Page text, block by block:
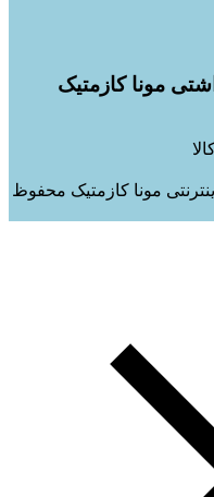
مونا کازمتیک
مونا کازمتیک محفوظ